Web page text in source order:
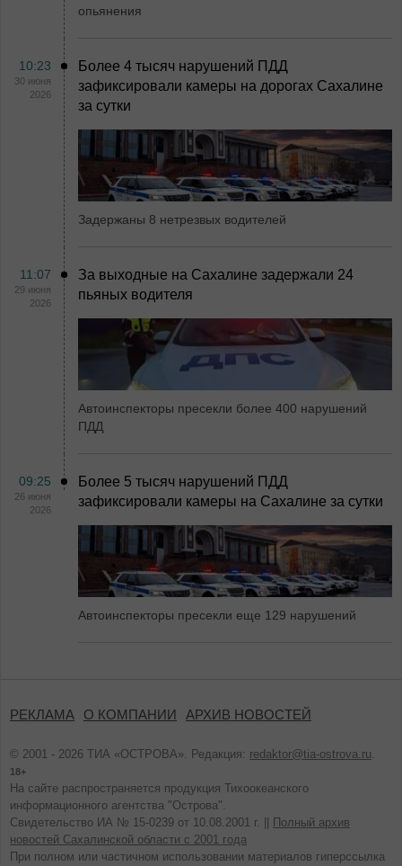
опьянения
10:23
30 июня
2026
Более 4 тысяч нарушений ПДД
зафиксировали камеры на дорогах Сахалине
за сутки
Задержаны 8 нетрезвых водителей
11:07
29 июня
2026
За выходные на Сахалине задержали 24
пьяных водителя
Автоинспекторы пресекли более 400 нарушений
ПДД
09:25
26 июня
2026
Более 5 тысяч нарушений ПДД
зафиксировали камеры на Сахалине за сутки
Автоинспекторы пресекли еще 129 нарушений
РЕКЛАМА О КОМПАНИИ АРХИВ НОВОСТЕЙ
© 2001 - 2026 ТИА «ОСТРОВА». Редакция: redaktor@tia-ostrova.ru.
18+
На сайте распространяется продукция Тихоокеанского
информационного агентства "Острова".
Свидетельство ИА № 15-0239 от 10.08.2001 г. ||
Полный архив
новостей Сахалинской области с 2001 года
При полном или частичном использовании материалов гиперссылка